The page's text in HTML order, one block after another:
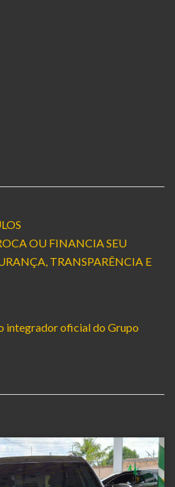
OU FINANCIA SEU
TRANSPARÊNCIA E
integrador oficial do Grupo